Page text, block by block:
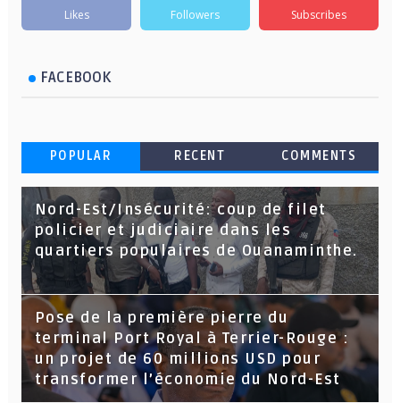
Likes Followers Subscribes
FACEBOOK
POPULAR RECENT COMMENTS
Nord-Est/Insécurité: coup de filet
policier et judiciaire dans les
quartiers populaires de Ouanaminthe.
Pose de la première pierre du
terminal Port Royal à Terrier-Rouge :
un projet de 60 millions USD pour
transformer l’économie du Nord-Est